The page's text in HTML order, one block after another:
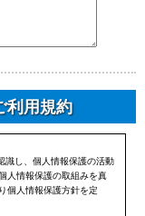
利用規約
識し、個人情報保護の活動
人情報保護の取組みを真
個人情報保護方針を定